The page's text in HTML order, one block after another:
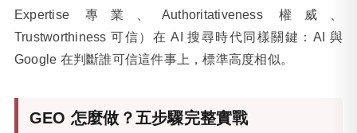
Expertise 專業、Authoritativeness 權威、
Trustworthiness 可信）在 AI 搜尋時代同樣關鍵：AI 與
Google 在判斷誰可信這件事上，標準高度相似。
GEO 怎麼做？五步驟完整實戰